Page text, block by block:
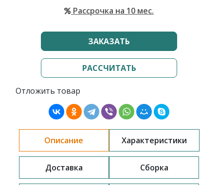
Рассрочка на 10 мес.
ЗАКАЗАТЬ
РАССЧИТАТЬ
Отложить товар
Описание Характеристики
Доставка Сборка